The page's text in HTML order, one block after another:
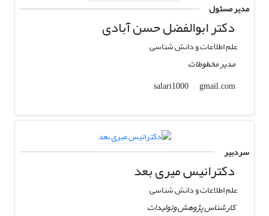
مدیر مسئول
دکتر ابوالفضل حسن آبادی
علم اطلاعات و دانش شناسی
مدیر مخطوطات
salari1000
gmail.com
سردبیر
دکترانیس میری بعد
علم اطلاعات و دانش شناسی
کارشناس پژوهش وتولیدات